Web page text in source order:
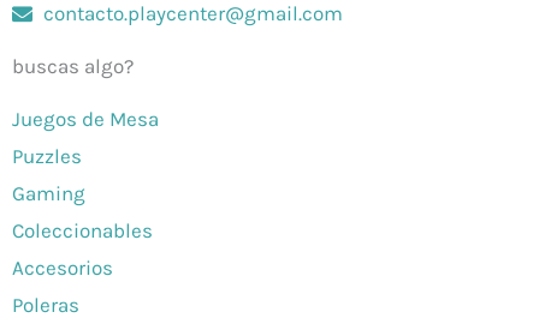
contacto.playcenter@gmail.com
buscas algo?
Juegos de Mesa
Puzzles
Gaming
Coleccionables
Accesorios
Poleras